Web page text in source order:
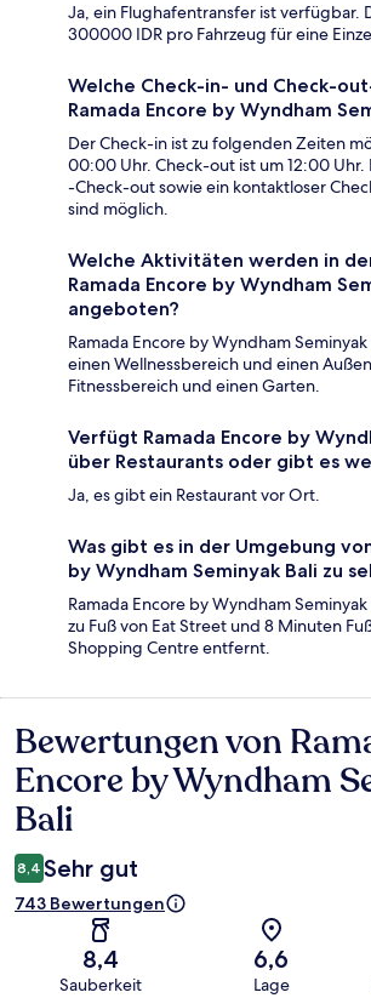
Ja, ein Flughafentransfer ist verfügbar.
300000 IDR pro Fahrzeug für eine
Welche Check-in- und Check-
Ramada Encore by Wyndham
Der Check-in ist zu folgenden Zeiten
00:00 Uhr. Check-out ist um 12:00
-Check-out sowie ein kontaktloser
sind möglich.
Welche Aktivitäten werden in
Ramada Encore by Wyndham
angeboten?
Ramada Encore by Wyndham
einen Wellnessbereich und einen
Fitnessbereich und einen Garten.
Verfügt Ramada Encore by
über Restaurants oder gibt es
Ja, es gibt ein Restaurant vor Ort.
Was gibt es in der Umgebung
by Wyndham Seminyak Bali zu
Ramada Encore by Wyndham
zu Fuß von Eat Street und 8 Minuten
Shopping Centre entfernt.
Bewertungen
Bewertungen von
Encore by Wyndham
Bali
8,4 Sehr gut
743 Bewertungen
8,4
Sauberkeit
6,6
Lage